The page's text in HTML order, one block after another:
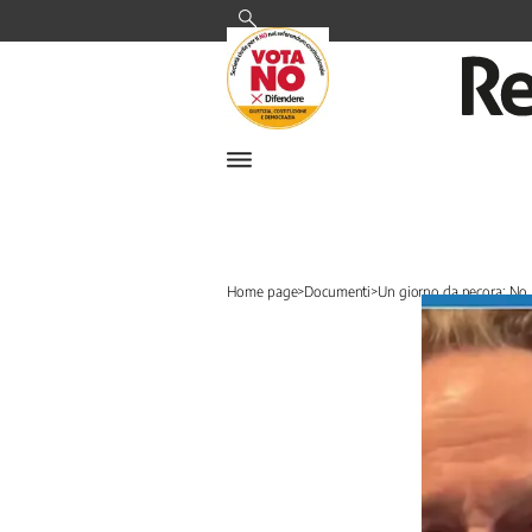
Home page>Documenti>Un giorno da pecora: No